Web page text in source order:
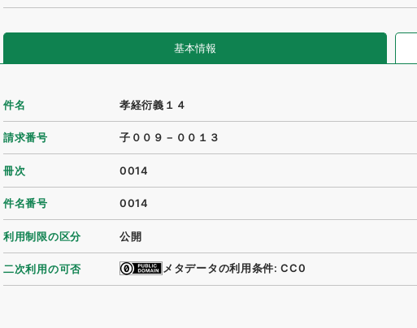
基本情報
件名 孝経衍義１４
請求番号 子００９－００１３
冊次 0014
件名番号 0014
利用制限の区分 公開
二次利用の可否 メタデータの利用条件: CC0